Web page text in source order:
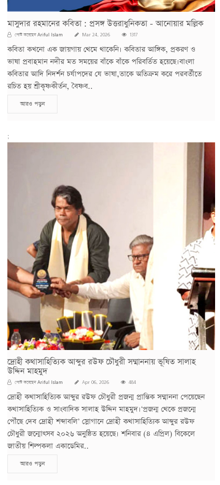
মাসুদার রহমানের কবিতা : প্রসঙ্গ উত্তরাধুনিকতা - আনোয়ার মল্লিক
পোস্ট করেছেনAriful Islam Mar 24, 2026 1317
কবিতা কখনো এক জায়গায় থেমে থাকেনি। কবিতার আঙ্গিক, প্রকরণ ও
ভাষা প্রবাহমান নদীর মত সময়ের বাঁকে বাঁকে পরিবর্তিত হয়েছে।বাংলা
কবিতার আদি নিদর্শন চর্যাপদের যে ভাষা,তাকে অতিক্রম করে পরবর্তীতে
রচিত হয় শ্রীকৃষ্ণকীর্তন, বৈষ্ণব..
আরও পড়ুন
;
দ্রোহী কথাসাহিত্যিক আব্দুর রউফ চৌধুরী সম্মাননায় ভূষিত সালাহ
উদ্দিন মাহমুদ
পোস্ট করেছেনAriful Islam Apr 06, 2026 484
দ্রোহী কথাসাহিত্যিক আব্দুর রউফ চৌধুরী প্রজন্ম প্রান্তিক সম্মাননা পেয়েছেন
কথাসাহিত্যিক ও সাংবাদিক সালাহ উদ্দিন মাহমুদ।‘প্রজন্ম থেকে প্রজন্মে
পৌঁছে দেব দ্রোহী শব্দাবলি’ স্লোগানে দ্রোহী কথাসাহিত্যিক আব্দুর রউফ
চৌধুরী জন্মোৎসব ২০২৬ অনুষ্ঠিত হয়েছে। শনিবার (৪ এপ্রিল) বিকেলে
জাতীয় শিল্পকলা একাডেমির..
আরও পড়ুন